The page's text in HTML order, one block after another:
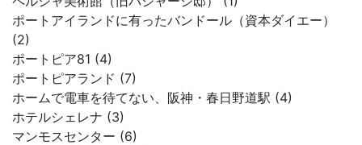
ポートアイランドに有ったバンドール（資本ダイエー）
(2)
ポートピア81 (4)
ポートピアランド (7)
ホームで電車を待てない、阪神・春日野道駅 (4)
ホテルシェレナ (3)
マンモスセンター (6)